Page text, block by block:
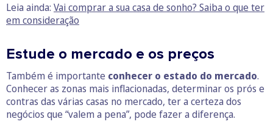
Leia ainda: Vai comprar a sua casa de sonho? Saiba o que ter
em consideração
Estude o mercado e os preços
Também é importante conhecer o estado do mercado.
Conhecer as zonas mais inflacionadas, determinar os prós e
contras das várias casas no mercado, ter a certeza dos
negócios que “valem a pena”, pode fazer a diferença.